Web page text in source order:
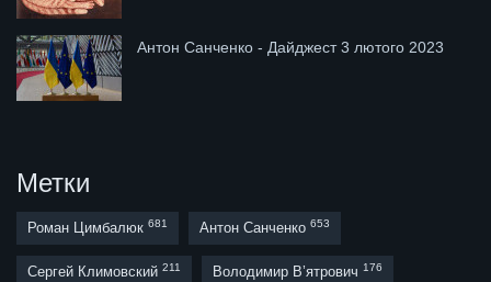
Антон Санченко - Дайджест 3 лютого 2023
Метки
Роман Цимбалюк 681 Антон Санченко 653
Сергей Климовский 211 Володимир В’ятрович 176